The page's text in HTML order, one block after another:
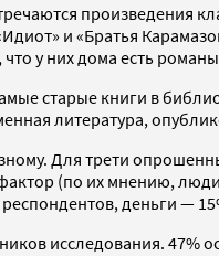
произведения
и «Братья
у них дома есть
старые книги в
литература,
Для трети
(по их мнению,
деньги —
исследования.